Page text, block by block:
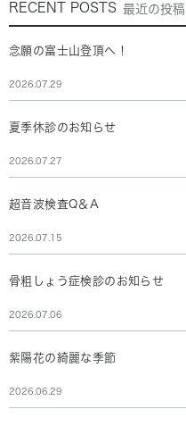
RECENT POSTS 最近の投稿
念願の富士山登頂へ！
2026.07.29
夏季休診のお知らせ
2026.07.27
超音波検査Q＆A
2026.07.15
骨粗しょう症検診のお知らせ
2026.07.06
紫陽花の綺麗な季節
2026.06.29